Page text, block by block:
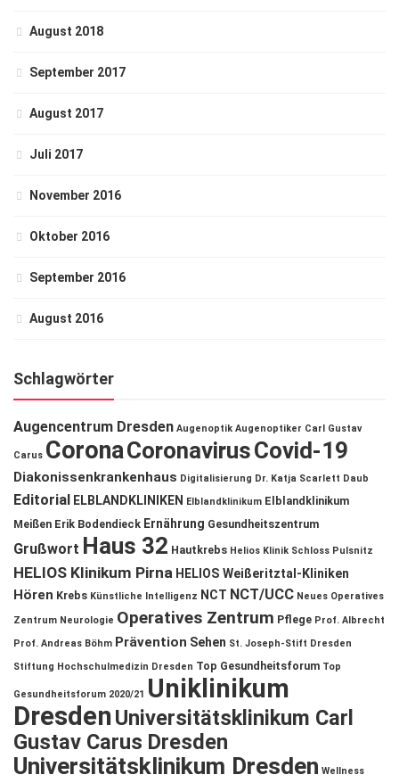
August 2018
September 2017
August 2017
Juli 2017
November 2016
Oktober 2016
September 2016
August 2016
Schlagwörter
Augencentrum Dresden Augenoptik Augenoptiker Carl Gustav
Carus CoronaCoronavirusCovid-19
Diakonissenkrankenhaus Digitalisierung Dr. Katja Scarlett Daub
Editorial ELBLANDKLINIKEN Elblandklinikum Elblandklinikum
Meißen Erik Bodendieck Ernährung Gesundheitszentrum
Grußwort Haus 32 Hautkrebs Helios Klinik Schloss Pulsnitz
HELIOS Klinikum Pirna HELIOS Weißeritztal-Kliniken
Hören Krebs Künstliche Intelligenz NCT NCT/UCC Neues Operatives
Zentrum Neurologie Operatives Zentrum Pflege Prof. Albrecht
Prof. Andreas Böhm Prävention Sehen St. Joseph-Stift Dresden
Stiftung Hochschulmedizin Dresden Top Gesundheitsforum Top
Gesundheitsforum 2020/21 Uniklinikum
DresdenUniversitätsklinikum Carl
Gustav Carus Dresden
Universitätsklinikum Dresden Wellness